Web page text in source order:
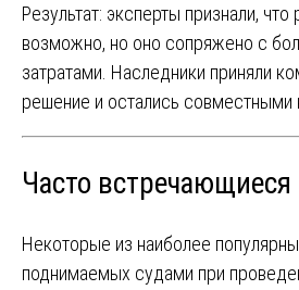
Результат: эксперты признали, что
возможно, но оно сопряжено с
затратами. Наследники приняли
решение и остались совместными
Часто
Некоторые из наиболее
поднимаемых судами при